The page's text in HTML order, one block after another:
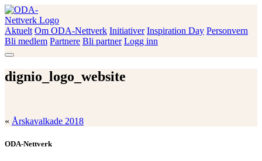
Skip
to
content
ODA-Nettverk
Aktuelt Om ODA-Nettverk Initiativer Inspiration Day Personvern
Bli medlem Partnere Bli partner Logg inn
dignio_logo_website
« Årskavalkade 2018
ODA-Nettverk